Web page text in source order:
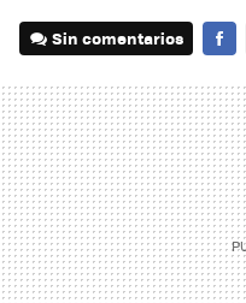
Sin comentarios